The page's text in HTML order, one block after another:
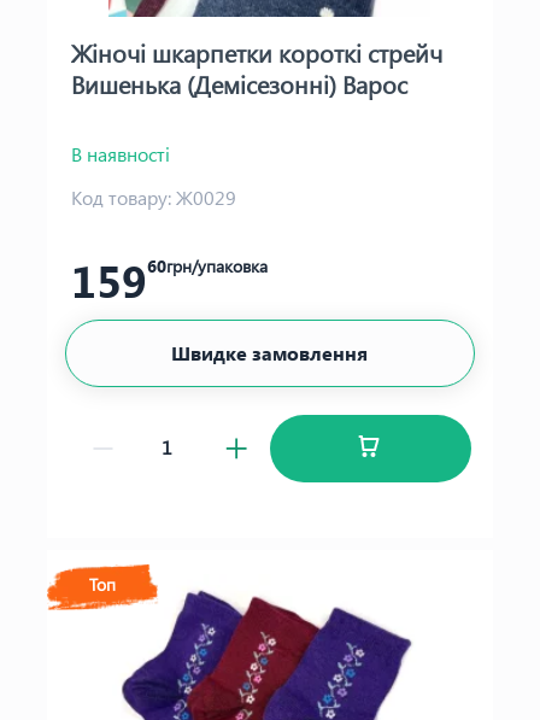
Жіночі шкарпетки короткі стрейч
Вишенька (Демісезонні) Варос
В наявності
Код товару:Ж0029
15960грн/упаковка
Швидке замовлення
Топ